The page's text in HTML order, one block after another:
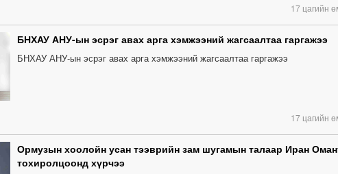
17 цагийн
БНХАУ АНУ-ын эсрэг авах арга хэмжээний жагсаалтаа гаргажээ
БНХАУ АНУ-ын эсрэг авах арга хэмжээний жагсаалтаа гаргажээ
17 цагийн
Ормузын хоолойн усан тээврийн зам шугамын талаар Иран
тохиролцоонд хүрчээ